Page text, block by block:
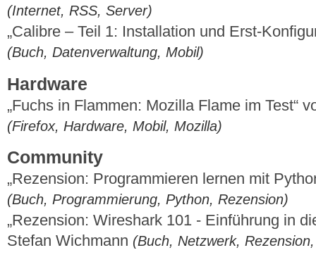
(Internet, RSS, Server)
„Calibre – Teil 1: Installation und Erst-
(Buch, Datenverwaltung, Mobil)
Hardware
„Fuchs in Flammen: Mozilla Flame im Test“
(Firefox, Hardware, Mobil, Mozilla)
Community
„Rezension: Programmieren lernen mit
(Buch, Programmierung, Python, Rezension)
„Rezension: Wireshark 101 - Einführung in
Stefan Wichmann (Buch, Netzwerk,